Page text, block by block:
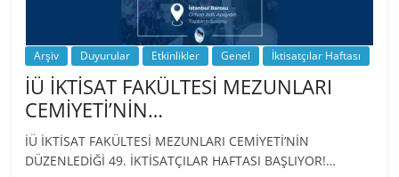
Arşiv Duyurular Etkinlikler Genel İktisatçılar Haftası
İÜ İKTİSAT FAKÜLTESİ MEZUNLARI
CEMİYETİ’NİN…
İÜ İKTİSAT FAKÜLTESİ MEZUNLARI CEMİYETİ’NİN
DÜZENLEDİĞİ 49. İKTİSATÇILAR HAFTASI BAŞLIYOR!…